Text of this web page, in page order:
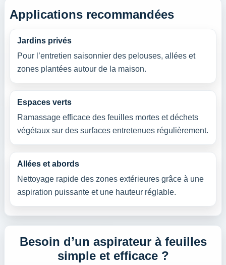
Applications recommandées
Jardins privés
Pour l’entretien saisonnier des pelouses, allées et
zones plantées autour de la maison.
Espaces verts
Ramassage efficace des feuilles mortes et déchets
végétaux sur des surfaces entretenues régulièrement.
Allées et abords
Nettoyage rapide des zones extérieures grâce à une
aspiration puissante et une hauteur réglable.
Besoin d’un aspirateur à feuilles
simple et efficace ?